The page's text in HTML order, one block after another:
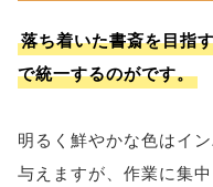
落ち着いた書斎を目指
で統一するのがです。
明るく鮮やかな色はイ
与えますが、作業に集